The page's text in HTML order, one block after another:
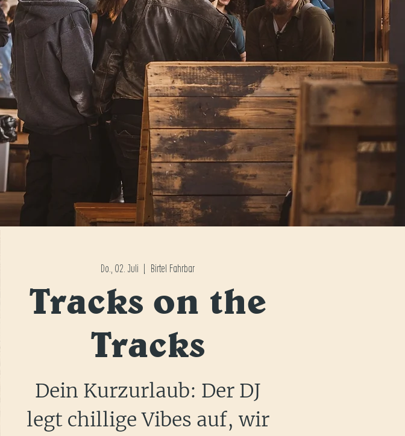
Do., 02. Juli Birtel Fahrbar
Tracks on the
Tracks
Dein Kurzurlaub: Der DJ
legt chillige Vibes auf, wir